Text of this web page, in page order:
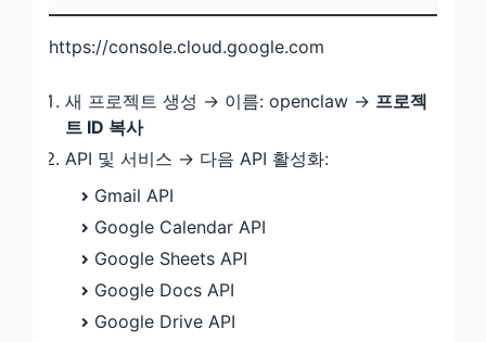
https://console.cloud.google.com
새 프로젝트 생성 → 이름: openclaw → 프로젝
트 ID 복사
API 및 서비스 → 다음 API 활성화:
Gmail API
Google Calendar API
Google Sheets API
Google Docs API
Google Drive API